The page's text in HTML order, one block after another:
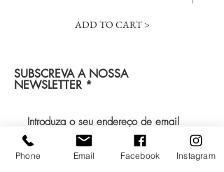
ADD TO CART >
SUBSCREVA A NOSSA
NEWSLETTER
Phone Email Facebook Instagram